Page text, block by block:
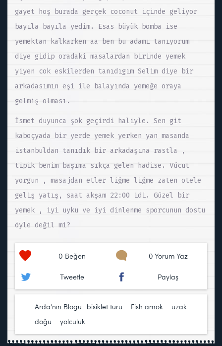
gayet hoş burada gerçek coconut içinde geliyor
bayıla bayıla yedim. Esas büyük bomba ise
yemektan kalkarken aa ben bu adamı tanıyorum
diye gidip oradaki masalardan birinde yemek
yiyen cok eskilerden tanıdıgım Selim diye bir
arkadasımın eşi ile balayında yemeğe oraya
gelmiş olması.
İsmet duyunca şok geçirdi haliyle. Sen git
kaboçyada bir yerde yemek yerken yan masanda
istanbuldan tanıdık bir arkadaşına rastla ,
tipik benim başıma sıkça gelen hadise. Vücut
yorgun , masajdan etler liğme liğme zaten otele
geliş yatış, saat akşam 22:00 idi. Güzel bir
yemek , iyi uyku ve iyi dinlenme sporcunun dostu
öyle değil mi?
0 Beğen 0 Yorum Yaz
Tweetle Paylaş
Arda'nın Blogu bisiklet turu Fish amok
uzak
doğu
yolculuk